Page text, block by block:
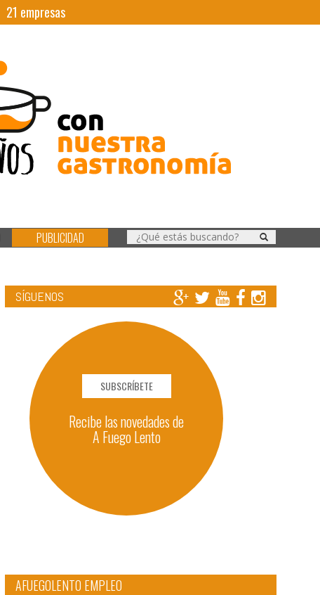
21 empresas
PUBLICIDAD
SÍGUENOS
SUBSCRÍBETE
Recibe las novedades de
A Fuego Lento
AFUEGOLENTO EMPLEO